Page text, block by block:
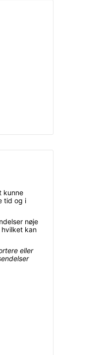
kunne
tid og i
nøje
kan
eller